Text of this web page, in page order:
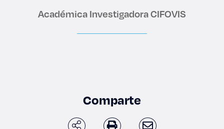
Académica Investigadora CIFOVIS
Comparte